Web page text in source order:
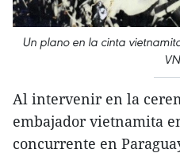
Un plano en la cinta
Al intervenir en la
embajador vietnamita
concurrente en